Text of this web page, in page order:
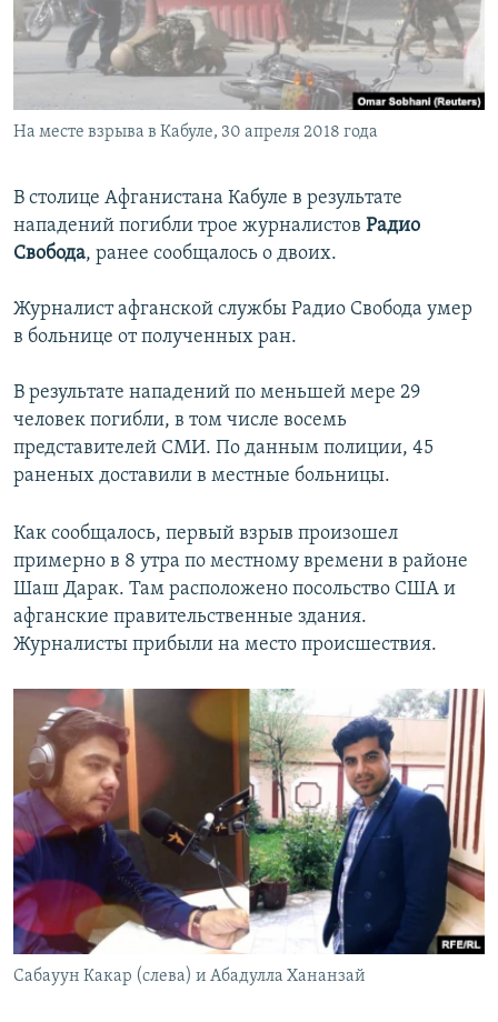
ПОБЕДИТЕЛЕЙ НЕ СУДЯТ?
КРЫМ.НЕПОКОРЕННЫЙ
УКРАИНСКАЯ ПРОБЛЕМА КРЫМА
ПРИСОЕДИНЯЙТЕСЬ!
На месте взрыва в Кабуле, 30 апреля 2018 года
В столице Афганистана Кабуле в результате
нападений погибли трое журналистов Радио
Свобода, ранее сообщалось о двоих.
Журналист афганской службы Радио Свобода умер
в больнице от полученных ран.
В результате нападений по меньшей мере 29
человек погибли, в том числе восемь
представителей СМИ. По данным полиции, 45
раненых доставили в местные больницы.
Как сообщалось, первый взрыв произошел
примерно в 8 утра по местному времени в районе
Шаш Дарак. Там расположено посольство США и
афганские правительственные здания.
Журналисты прибыли на место происшествия.
Сабауун Какар (слева) и Абадулла Хананзай